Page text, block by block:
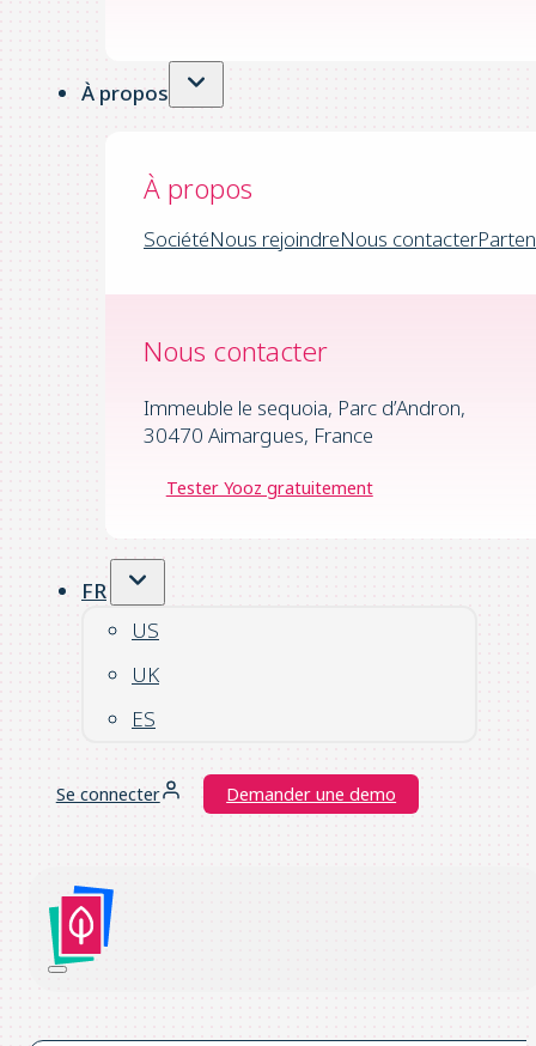
À propos
À propos
SociétéNous rejoindreNous contacter
Nous contacter
Immeuble le sequoia, Parc d’Andron,
30470 Aimargues, France
Tester Yooz gratuitement
FR
US
UK
ES
Se connecter Demander une demo